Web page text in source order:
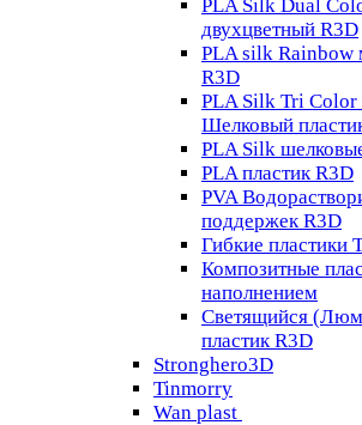
PLA Silk Dual
двухцветный R3D
PLA silk Rainbow
R3D
PLA Silk Tri Color
Шелковый
PLA Silk
PLA пластик R3D
PVA
поддержек R3D
Гибкие пластики
Композитные
наполнением
Светящийся
пластик R3D
Stronghero3D
Tinmorry
Wan plast